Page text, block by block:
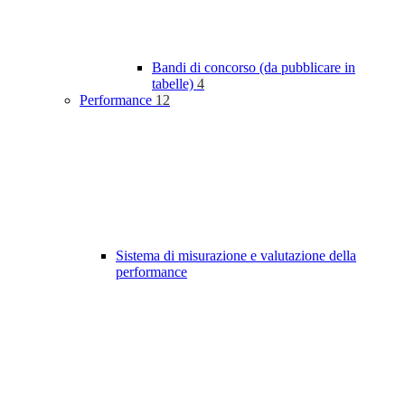
Bandi di concorso (da pubblicare in
tabelle) 4
Performance 12
Sistema di misurazione e valutazione della
performance